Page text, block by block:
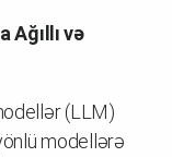
Ağıllı və
(LLM)
modellərə